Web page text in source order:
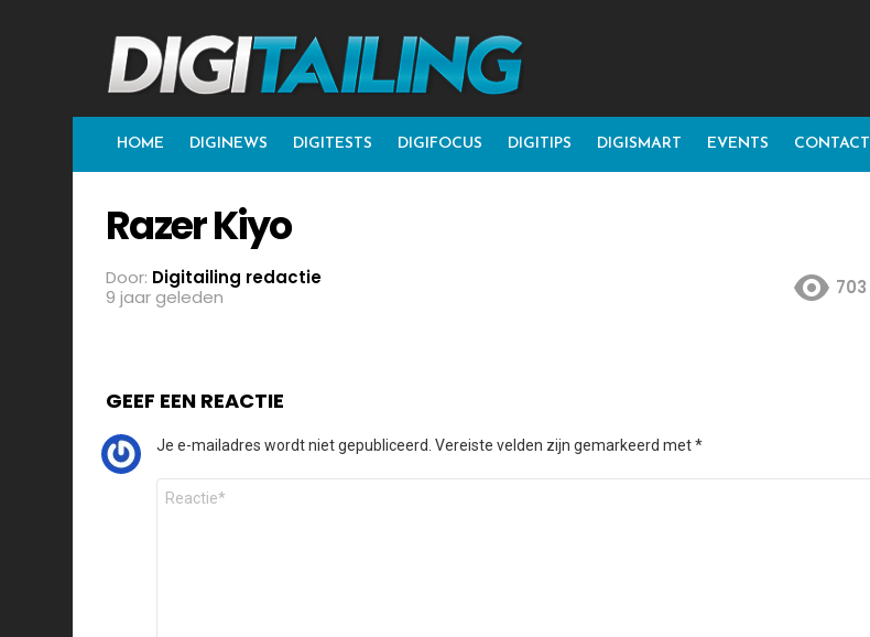
HOME DIGINEWS DIGITESTS DIGIFOCUS DIGITIPS DIGISMART EVENTS CONTACT
Razer Kiyo
Door: Digitailing redactie
9 jaar geleden
703
GEEF EEN REACTIE
Je e-mailadres wordt niet gepubliceerd. Vereiste velden zijn gemarkeerd met*
Reactie